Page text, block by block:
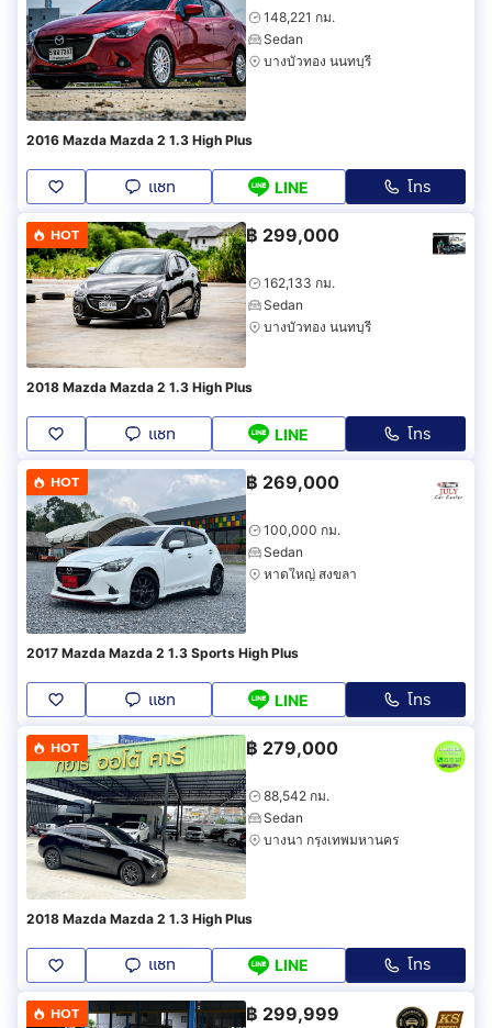
148,221 กม.
Sedan
บางบัวทอง นนทบุรี
2016 Mazda Mazda 2 1.3 High Plus
แชท LINE โทร
HOT ฿ 299,000
162,133 กม.
Sedan
บางบัวทอง นนทบุรี
2018 Mazda Mazda 2 1.3 High Plus
แชท LINE โทร
HOT ฿ 269,000
100,000 กม.
Sedan
หาดใหญ่ สงขลา
2017 Mazda Mazda 2 1.3 Sports High Plus
แชท LINE โทร
HOT ฿ 279,000
88,542 กม.
Sedan
บางนา กรุงเทพมหานคร
2018 Mazda Mazda 2 1.3 High Plus
แชท LINE โทร
HOT ฿ 299,999